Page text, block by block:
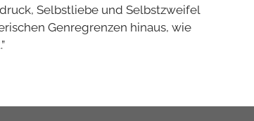
Selbstliebe und Selbstzweifel
Genregrenzen hinaus, wie